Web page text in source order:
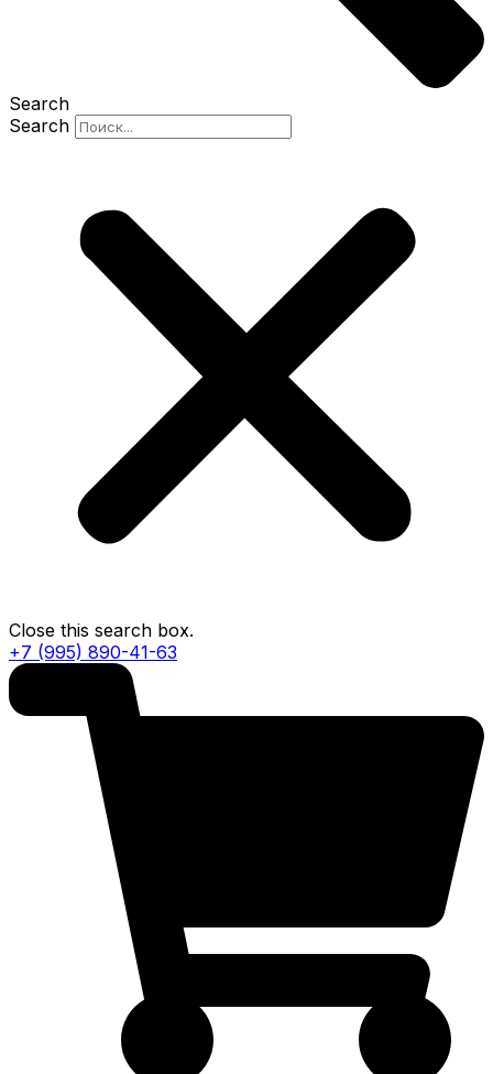
Search
Search
Close this search box.
+7 (995) 890-41-63